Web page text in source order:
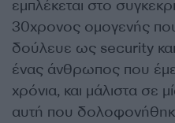
εμπλέκεται στο
30χρονος ομογενής
δούλευε ως security
ένας άνθρωπος που
χρόνια, και μάλιστα σε
αυτή που